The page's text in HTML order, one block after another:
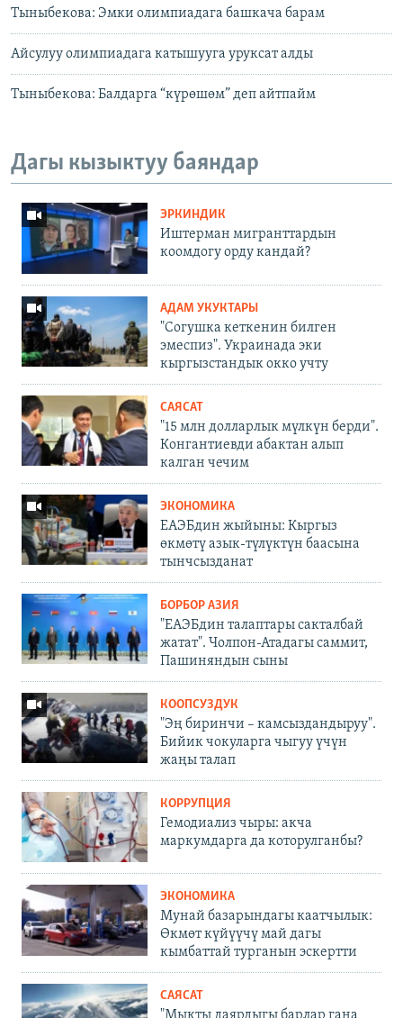
Тыныбекова: Эмки олимпиадага башкача барам
Айсулуу олимпиадага катышууга уруксат алды
Тыныбекова: Балдарга “күрөшөм” деп айтпайм
Дагы кызыктуу баяндар
ЭРКИНДИК
Иштерман мигранттардын
коомдогу орду кандай?
АДАМ УКУКТАРЫ
"Согушка кеткенин билген
эмеспиз". Украинада эки
кыргызстандык окко учту
САЯСАТ
"15 млн долларлык мүлкүн берди".
Конгантиевди абактан алып
калган чечим
ЭКОНОМИКА
ЕАЭБдин жыйыны: Кыргыз
өкмөтү азык-түлүктүн баасына
тынчсызданат
БОРБОР АЗИЯ
"ЕАЭБдин талаптары сакталбай
жатат". Чолпон-Атадагы саммит,
Пашиняндын сыны
КООПСУЗДУК
"Эң биринчи – камсыздандыруу".
Бийик чокуларга чыгуу үчүн
жаңы талап
КОРРУПЦИЯ
Гемодиализ чыры: акча
маркумдарга да которулганбы?
ЭКОНОМИКА
Мунай базарындагы каатчылык:
Өкмөт күйүүчү май дагы
кымбаттай турганын эскертти
САЯСАТ